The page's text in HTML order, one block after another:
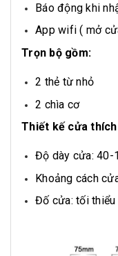
Báo động khi
App wifi ( mở
Trọn bộ gồm:
2 thẻ từ nhỏ
2 chìa cơ
Thiết kế cửa thích
Độ dày cửa: 40-
Khoảng cách
Đố cửa: tối thiểu